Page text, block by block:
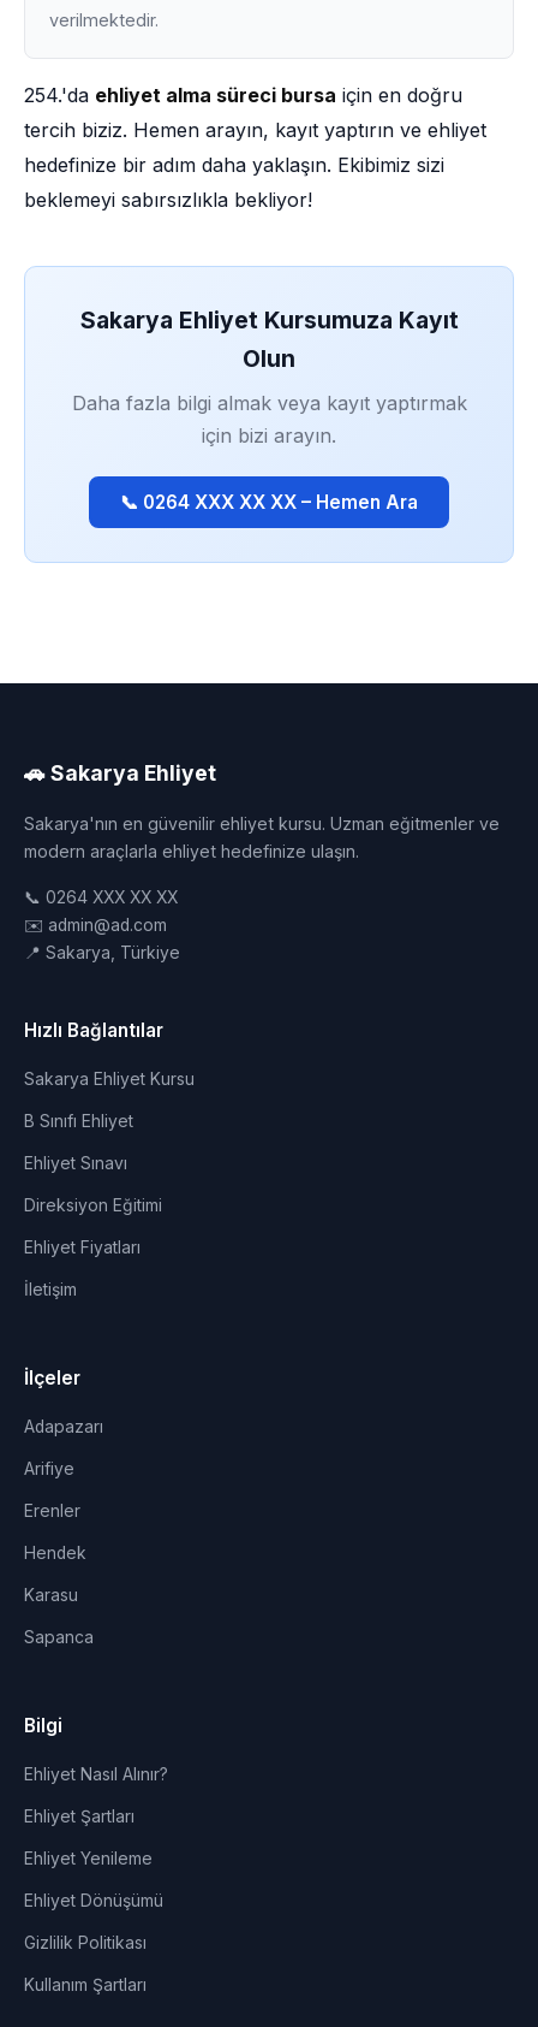
verilmektedir.
254.'da ehliyet alma süreci bursa için en doğru
tercih biziz. Hemen arayın, kayıt yaptırın ve ehliyet
hedefinize bir adım daha yaklaşın. Ekibimiz sizi
beklemeyi sabırsızlıkla bekliyor!
Sakarya Ehliyet Kursumuza Kayıt
Olun
Daha fazla bilgi almak veya kayıt yaptırmak
için bizi arayın.
📞 0264 XXX XX XX – Hemen Ara
🚗 Sakarya Ehliyet
Sakarya'nın en güvenilir ehliyet kursu. Uzman eğitmenler ve
modern araçlarla ehliyet hedefinize ulaşın.
📞 0264 XXX XX XX
✉️ admin@ad.com
📍 Sakarya, Türkiye
Hızlı Bağlantılar
Sakarya Ehliyet Kursu
B Sınıfı Ehliyet
Ehliyet Sınavı
Direksiyon Eğitimi
Ehliyet Fiyatları
İletişim
İlçeler
Adapazarı
Arifiye
Erenler
Hendek
Karasu
Sapanca
Bilgi
Ehliyet Nasıl Alınır?
Ehliyet Şartları
Ehliyet Yenileme
Ehliyet Dönüşümü
Gizlilik Politikası
Kullanım Şartları